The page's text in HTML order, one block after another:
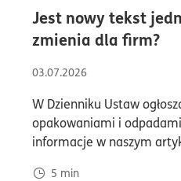
Jest nowy tekst
zmienia dla firm?
03.07.2026
W Dzienniku Ustaw
opakowaniami i
informacje w naszym
5 min